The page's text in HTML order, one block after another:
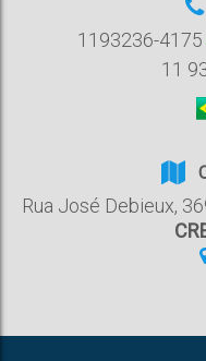
1193236-4175
11
Rua José Debieux,